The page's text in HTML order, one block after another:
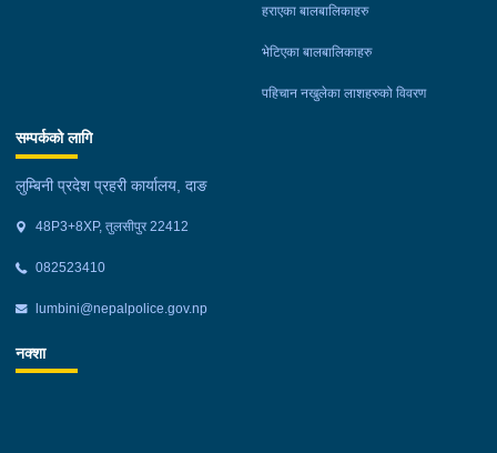
हराएका बालबालिकाहरु
भेटिएका बालबालिकाहरु
पहिचान नखुलेका लाशहरुको विवरण
सम्पर्कको लागि
लुम्बिनी प्रदेश प्रहरी कार्यालय, दाङ
48P3+8XP, तुलसीपुर 22412
082523410
lumbini@nepalpolice.gov.np
नक्शा